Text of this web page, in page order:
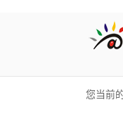
您当前